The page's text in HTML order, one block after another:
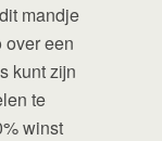
mandje
over een
kunt zijn
te
winst